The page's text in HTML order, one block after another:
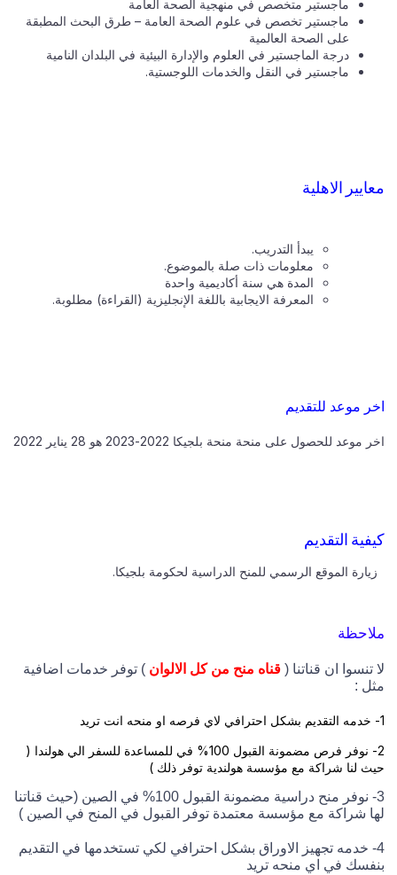
ماجستير متخصص في منهجية الصحة العامة
ماجستير تخصص في علوم الصحة العامة – طرق البحث المطبقة
على الصحة العالمية
درجة الماجستير في العلوم والإدارة البيئية في البلدان النامية
ماجستير في النقل والخدمات اللوجستية.
معايير الاهلية
يبدأ التدريب.
معلومات ذات صلة بالموضوع.
المدة هي سنة أكاديمية واحدة
المعرفة الايجابية باللغة الإنجليزية (القراءة) مطلوبة.
اخر موعد للتقديم
اخر موعد للحصول على منحة منحة بلجيكا 2022-2023 هو 28 يناير 2022
كيفية التقديم
زيارة الموقع الرسمي للمنح الدراسية لحكومة بلجيكا.
ملاحظة
لا تنسوا ان قناتنا ( قناه منح من كل الالوان ) توفر خدمات اضافية
مثل :
1- خدمه التقديم بشكل احترافي لاي فرصه او منحه انت تريد
2- نوفر فرص مضمونة القبول 100% في للمساعدة للسفر الي هولندا (
حيث لنا شراكة مع مؤسسة هولندية توفر ذلك )
3- نوفر منح دراسية مضمونة القبول 100% في الصين (حيث قناتنا
لها شراكة مع مؤسسة معتمدة توفر القبول في المنح في الصين )
4- خدمه تجهيز الاوراق بشكل احترافي لكي تستخدمها في التقديم
بنفسك في اي منحه تريد